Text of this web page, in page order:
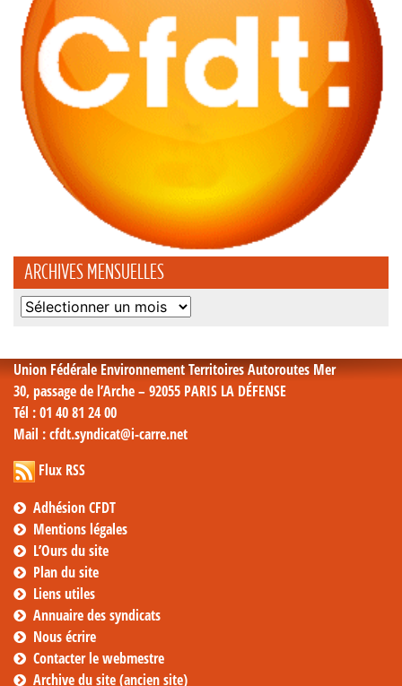
ARCHIVES MENSUELLES
Archives
Union Fédérale Environnement Territoires Autoroutes Mer
30, passage de l’Arche – 92055 PARIS LA DÉFENSE
Tél : 01 40 81 24 00
Mail : cfdt.syndicat@i-carre.net
Flux RSS
Adhésion CFDT
Mentions légales
L’Ours du site
Plan du site
Liens utiles
Annuaire des syndicats
Nous écrire
Contacter le webmestre
Archive du site (ancien site)